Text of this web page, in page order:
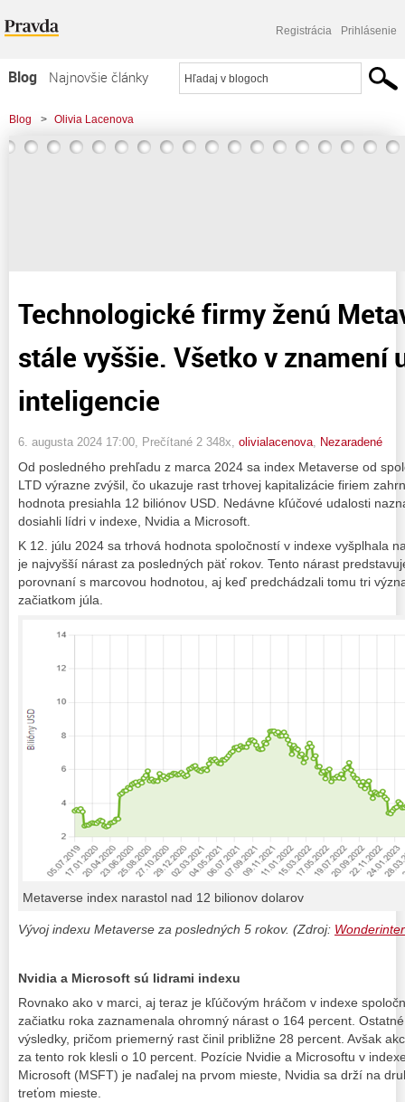
Registrácia Prihlásenie
Blog
Najnovšie články
Najčítanejšie články
Najkomentovanejšie články
Blog > Olivia Lacenova
> Technologické firmy ženú Metaverse Index stále vyššie. Všetko v znamení
Technologické firmy ženú
stále vyššie. Všetko v znamení
inteligencie
6. augusta 2024 17:00 , Prečítané 2 348x, olivialacenova Nezaradené
Od posledného prehľadu z marca 2024 sa index Metaverse od
LTD výrazne zvýšil, čo ukazuje rast trhovej kapitalizácie firiem
hodnota presiahla 12 biliónov USD. Nedávne kľúčové udalosti
dosiahli lídri v indexe, Nvidia a Microsoft.
K 12. júlu 2024 sa trhová hodnota spoločností v indexe vyšplhala
je najvyšší nárast za posledných päť rokov. Tento nárast
porovnaní s marcovou hodnotou, aj keď predchádzali tomu tri
začiatkom júla.
Metaverse index narastol nad 12 bilionov dolarov
Vývoj indexu Metaverse za posledných 5 rokov. (Zdroj:
Nvidia a Microsoft sú lidrami indexu
Rovnako ako v marci, aj teraz je kľúčovým hráčom v indexe
začiatku roka zaznamenala ohromný nárast o 164 percent.
výsledky, pričom priemerný rast činil približne 28 percent. Avšak
za tento rok klesli o 10 percent. Pozície Nvidie a Microsoftu v
Microsoft (MSFT) je naďalej na prvom mieste, Nvidia sa drží na
treťom mieste.